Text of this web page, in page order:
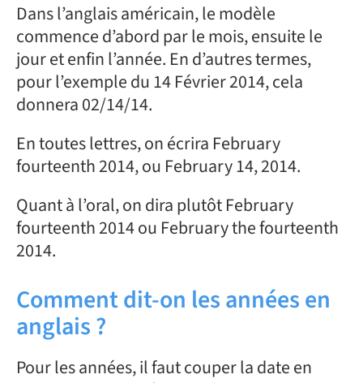
Dans l’anglais américain, le modèle
commence d’abord par le mois, ensuite le
jour et enfin l’année. En d’autres termes,
pour l’exemple du 14 Février 2014, cela
donnera 02/14/14.
En toutes lettres, on écrira February
fourteenth 2014, ou February 14, 2014.
Quant à l’oral, on dira plutôt February
fourteenth 2014 ou February the fourteenth
2014.
Comment dit-on les années en
anglais ?
Pour les années, il faut couper la date en